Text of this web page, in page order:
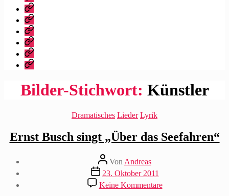
Warum
dieser
Blog?
Bibliografie
Vita
Zitate
|
Tweets
Impressum/Datenschutz
Rechteanfrage
Bilder-Stichwort: Künstler
Kategorien
Dramatisches Lieder Lyrik
Ernst Busch singt „Über das Seefahren“
Beitragsautor
Von Andreas
Beitragsdatum
23. Oktober 2011
Keine Kommentarezu
Ernst